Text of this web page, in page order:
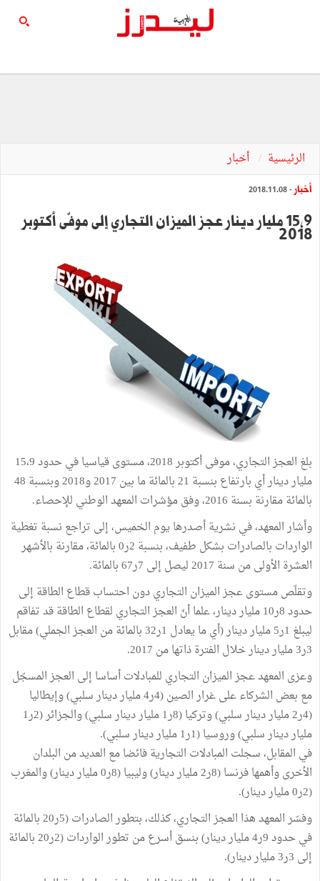
الرئيسية أخبار
أخبار - 2018.11.08
15,9 مليار دينار عجز الميزان التجاري إلى موفّى أكتوبر
2018
بلغ العجز التجاري، موفى أكتوبر 2018، مستوى قياسيا في حدود 15،9
مليار دينار أي بارتفاع بنسبة 21 بالمائة ما بين 2017 و2018 وبنسبة 48
بالمائة مقارنة بسنة 2016، وفق مؤشرات المعهد الوطني للإحصاء.
وأشار المعهد، في نشرية أصدرها يوم الخميس، إلى تراجع نسبة تغطية
الواردات بالصادرات بشكل طفيف، بنسبة 2ر0 بالمائة، مقارنة بالأشهر
العشرة الأولى من سنة 2017 ليصل إلى 7ر67 بالمائة.
وتقلّص مستوى عجز الميزان التجاري دون احتساب قطاع الطاقة إلى
حدود 8ر10 مليار دينار، علما أنّ العجز التجاري لقطاع الطاقة قد تفاقم
ليبلغ 1ر5 مليار دينار (أي ما يعادل 1ر32 بالمائة من العجز الجملي) مقابل
3ر3 مليار دينار خلال الفترة ذاتها من 2017.
وعزى المعهد عجز الميزان التجاري للمبادلات أساسا إلى العجز المسجّل
مع بعض الشركاء على غرار الصين (4ر4 مليار دينار سلبي) وإيطاليا
(4ر2 مليار دينار سلبي) وتركيا (8ر1 مليار دينار سلبي) والجزائر (2ر1
مليار دينار سلبي) وروسيا (1ر1 مليار دينار سلبي).
في المقابل، سجلت المبادلات التجارية فائضا مع العديد من البلدان
الأخرى وأهمها فرنسا (8ر2 مليار دينار) وليبيا (8ر0 مليار دينار) والمغرب
(2ر0 مليار دينار).
وفسّر المعهد هذا العجز التجاري، كذلك، بتطور الصادرات (5ر20 بالمائة
في حدود 9ر4 مليار دينار) بنسق أسرع من تطور الواردات (2ر20 بالمائة
إلى 3ر3 مليار دينار).